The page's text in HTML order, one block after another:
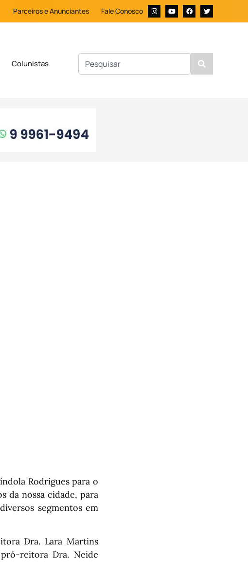
Parceiros e Anunciantes Fale Conosco
Colunistas
Rodrigues para o
da nossa cidade, para
segmentos em
Dra. Lara Martins
reitora Dra. Neide